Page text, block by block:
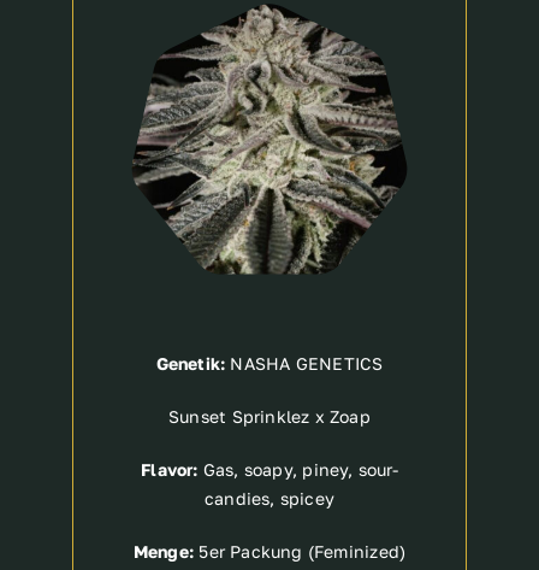
Genetik: NASHA GENETICS
Sunset Sprinklez x Zoap
Flavor: Gas, soapy, piney, sour-
candies, spicey
Menge: 5er Packung (Feminized)